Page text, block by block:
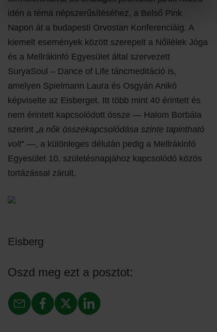
idén a téma népszerűsítéséhez, a Belső Pink
Napon át a budapesti Orvostan Konferenciáig. A
kiemelt események között szerepelt a Nőilélek Jóga
és a Mellrákinfó Egyesület által szervezett
SuryaSoul – Dance of Life táncmeditáció is,
amelyen Spielmann Laura és Osgyán Anikó
képviselte az Eisberget. Itt több mint 40 érintett és
nem érintett kapcsolódott össze — Halom Borbála
szerint „a nők összekapcsolódása szinte tapintható
volt” —, a különleges délután pedig a Mellrákinfó
Egyesület 10. születésnapjához kapcsolódó közös
tortázással zárult.
Eisberg
Oszd meg ezt a posztot: